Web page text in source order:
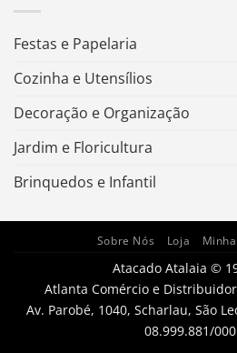
Festas e Papelaria
Cozinha e Utensílios
Decoração e Organização
Jardim e Floricultura
Brinquedos e Infantil
Sobre Nós Loja
Atacado Atalaia ©
Atlanta Comércio e
Av. Parobé, 1040, Scharlau, São
08.999.881/